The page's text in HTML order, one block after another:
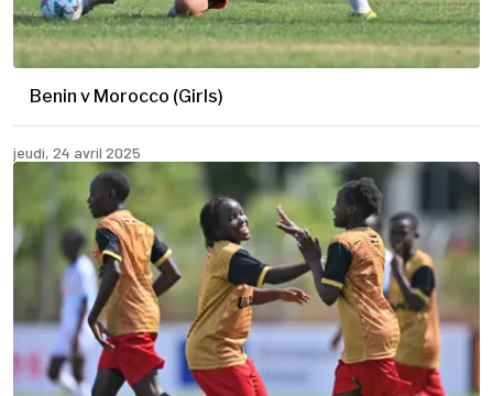
Benin v Morocco (Girls)
jeudi, 24 avril 2025